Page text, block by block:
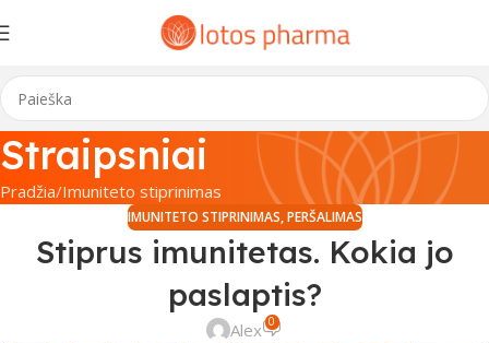
Straipsniai
Pradžia Imuniteto stiprinimas
IMUNITETO STIPRINIMAS,PERŠALIMAS
Stiprus imunitetas. Kokia jo
paslaptis?
Alex 0